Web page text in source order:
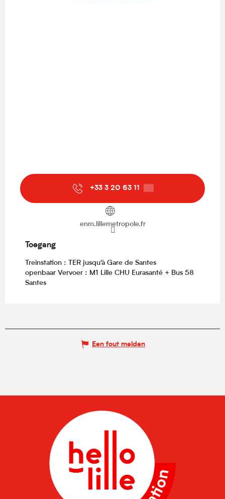
+33 3 20 63 11 ▒▒
enm.lillemetropole.fr
Toegang
Toegang
Treinstation : TER jusqu'à Gare de Santes
openbaar Vervoer : M1 Lille CHU Eurasanté + Bus 58
Santes
Een fout melden